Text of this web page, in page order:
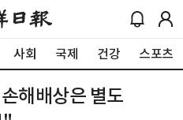
사회 국제 건강 스포츠
해배상은 별도